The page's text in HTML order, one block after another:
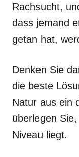
Rachsucht,
dass jemand
getan hat,
Denken Sie
die beste
Natur aus ein
überlegen
Niveau liegt.